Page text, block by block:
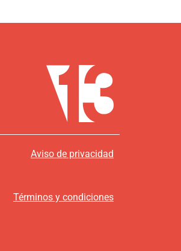
Aviso de privacidad
Términos y condiciones